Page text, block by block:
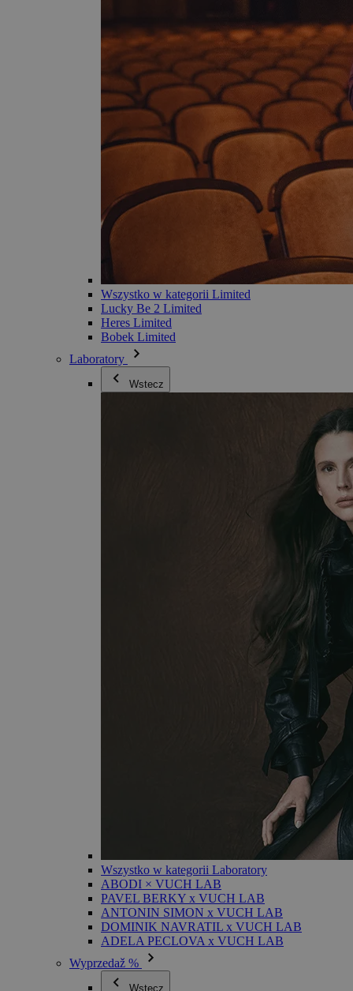
Wszystko w kategorii Limited
Lucky Be 2 Limited
Heres Limited
Bobek Limited
Laboratory
Wstecz
Wszystko w kategorii Laboratory
ABODI × VUCH LAB
PAVEL BERKY x VUCH LAB
ANTONIN SIMON x VUCH LAB
DOMINIK NAVRATIL x VUCH LAB
ADELA PECLOVA x VUCH LAB
Wyprzedaž %
Wstecz